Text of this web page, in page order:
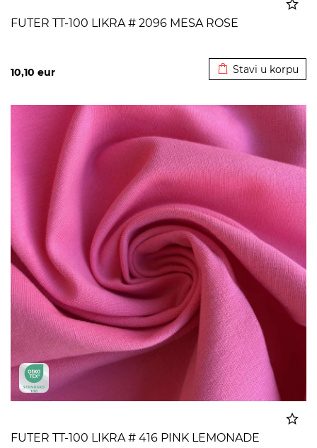
FUTER TT-100 LIKRA # 2096 MESA ROSE
10,10 eur Stavi u korpu
FUTER TT-100 LIKRA # 416 PINK LEMONADE